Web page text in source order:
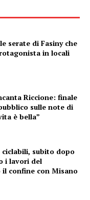
serate di Fasiny che
in locali
Riccione: finale
sulle note di
è bella”
ciclabili, subito dopo
i lavori del
il confine con Misano